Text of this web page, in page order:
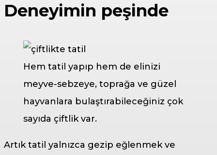
Deneyimin peşinde
Hem tatil yapıp hem de elinizi
meyve-sebzeye, toprağa ve güzel
hayvanlara bulaştırabileceğiniz çok
sayıda çiftlik var.
Artık tatil yalnızca gezip eğlenmek ve